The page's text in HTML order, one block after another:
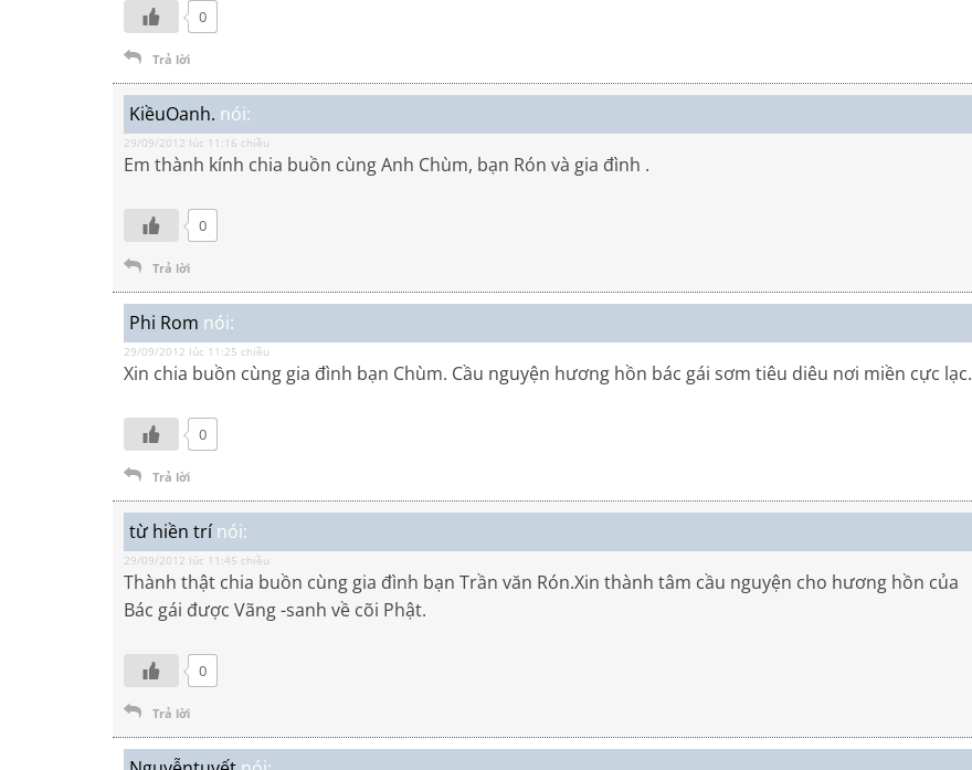
0
Trả lời
KiềuOanh. nói:
29/09/2012 lúc 11:16 chiều
Em thành kính chia buồn cùng Anh Chùm, bạn Rón và gia đình .
0
Trả lời
Phi Rom nói:
29/09/2012 lúc 11:25 chiều
Xin chia buồn cùng gia đình bạn Chùm. Cầu nguyện hương hồn bác gái sơm tiêu diêu nơi miền cực lạc.
0
Trả lời
từ hiền trí nói:
29/09/2012 lúc 11:45 chiều
Thành thật chia buồn cùng gia đình bạn Trần văn Rón.Xin thành tâm cầu nguyện cho hương hồn của
Bác gái được Vãng -sanh về cõi Phật.
0
Trả lời